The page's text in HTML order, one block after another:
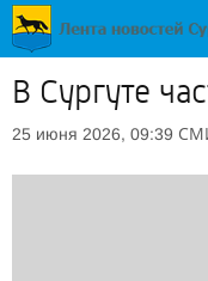
В Сургуте
25 июня 2026, 09:39